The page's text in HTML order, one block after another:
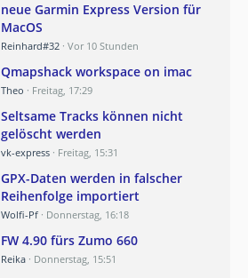
neue Garmin Express Version für
MacOS
Reinhard#32 Vor 10 Stunden
Qmapshack workspace on imac
Theo Freitag, 17:29
Seltsame Tracks können nicht
gelöscht werden
vk-express Freitag, 15:31
GPX-Daten werden in falscher
Reihenfolge importiert
Wolfi-Pf Donnerstag, 16:18
FW 4.90 fürs Zumo 660
Reika Donnerstag, 15:51